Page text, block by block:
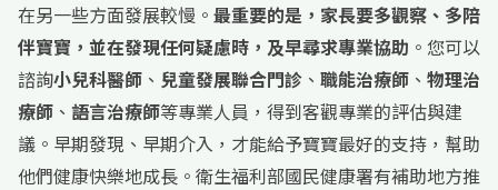
在另一些方面發展較慢。 最重要的是，家長要多觀察、多陪
伴寶寶，並在發現任何疑慮時，及早尋求專業協助 。您可以
諮詢小兒科醫師 、 兒童發展聯合門診 、 職能治療師 、 物理治
療師 、 語言治療師等專業人員，得到客觀專業的評估與建
議。早期發現、早期介入，才能給予寶寶最好的支持，幫助
他們健康快樂地成長。衛生福利部國民健康署有補助地方推